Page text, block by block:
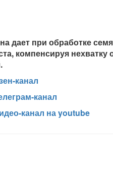
дает при обработке
компенсируя
канал
канал
канал на youtube